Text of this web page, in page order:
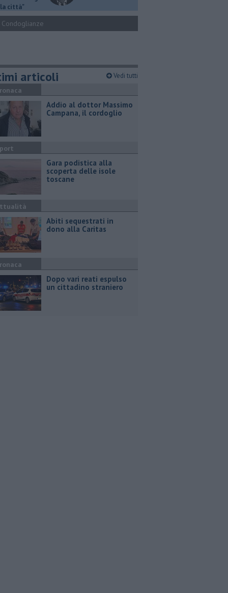
città"
Condoglianze
articoli Vedi tutti
Addio al dottor Massimo
Campana, il cordoglio
Gara podistica alla
scoperta delle isole
toscane
Abiti sequestrati in
dono alla Caritas
Dopo vari reati espulso
un cittadino straniero